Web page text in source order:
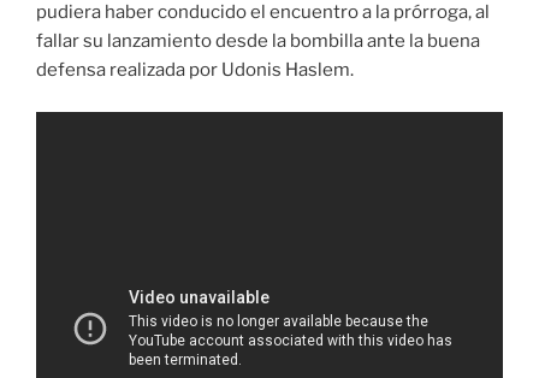
pudiera haber conducido el encuentro a la prórroga, al
fallar su lanzamiento desde la bombilla ante la buena
defensa realizada por Udonis Haslem.